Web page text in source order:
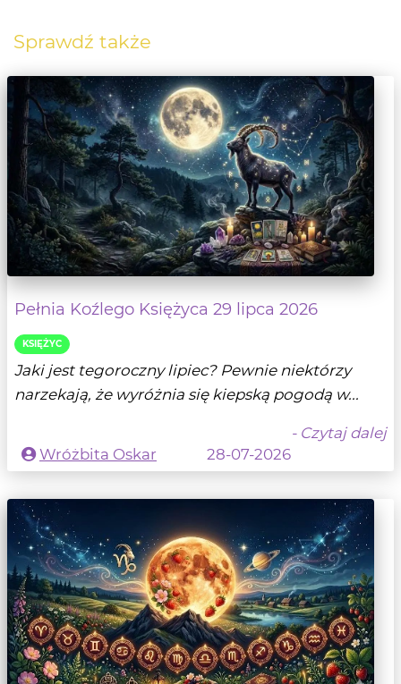
Sprawdź także
Pełnia Koźlego Księżyca 29 lipca 2026
KSIĘŻYC
Jaki jest tegoroczny lipiec? Pewnie niektórzy
narzekają, że wyróżnia się kiepską pogodą w...
- Czytaj dalej
Wróżbita Oskar
28-07-2026